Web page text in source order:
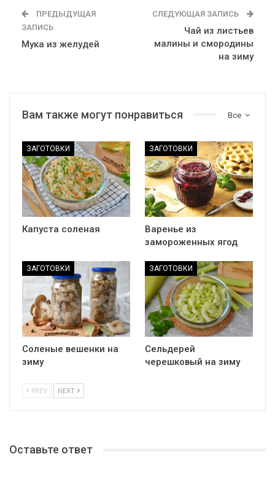
ПРЕДЫДУЩАЯ
ЗАПИСЬ
Мука из желудей
СЛЕДУЮЩАЯ ЗАПИСЬ
Чай из листьев
малины и смородины
на зиму
Все
Вам также могут понравиться
ЗАГОТОВКИ
Капуста соленая
ЗАГОТОВКИ
Варенье из
замороженных ягод
ЗАГОТОВКИ
Соленые вешенки на
зиму
ЗАГОТОВКИ
Сельдерей
черешковый на зиму
PREV NEXT
Оставьте ответ